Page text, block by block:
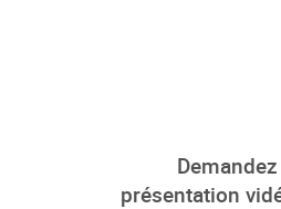
présentation